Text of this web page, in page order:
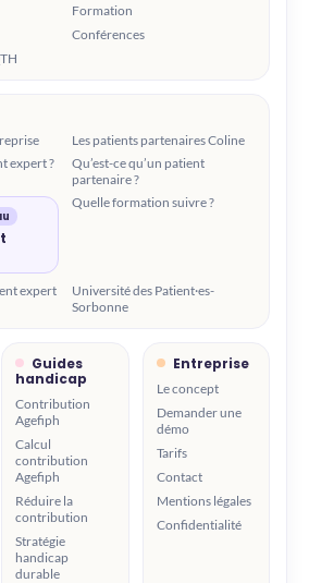
Formation
Conférences
Les patients partenaires Coline
expert ?
Qu’est-ce qu’un patient
partenaire ?
Quelle formation suivre ?
expert
Université des Patient·es-
Sorbonne
Guides
handicap
Contribution
Agefiph
Calcul
contribution
Agefiph
Réduire la
contribution
Stratégie
handicap
durable
Entreprise
Le concept
Demander une
démo
Tarifs
Contact
Mentions légales
Confidentialité